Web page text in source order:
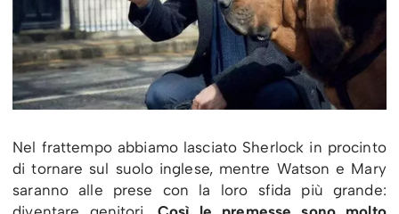
Nel frattempo abbiamo lasciato Sherlock in procinto
di tornare sul suolo inglese, mentre Watson e Mary
saranno alle prese con la loro sfida più grande: